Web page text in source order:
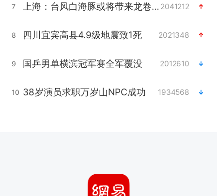
7 上海：台风白海豚或将带来龙卷风 2041212
8 四川宜宾高县4.9级地震致1死 2021348
9 国乒男单横滨冠军赛全军覆没 2012610
10 38岁演员求职万岁山NPC成功 1934568